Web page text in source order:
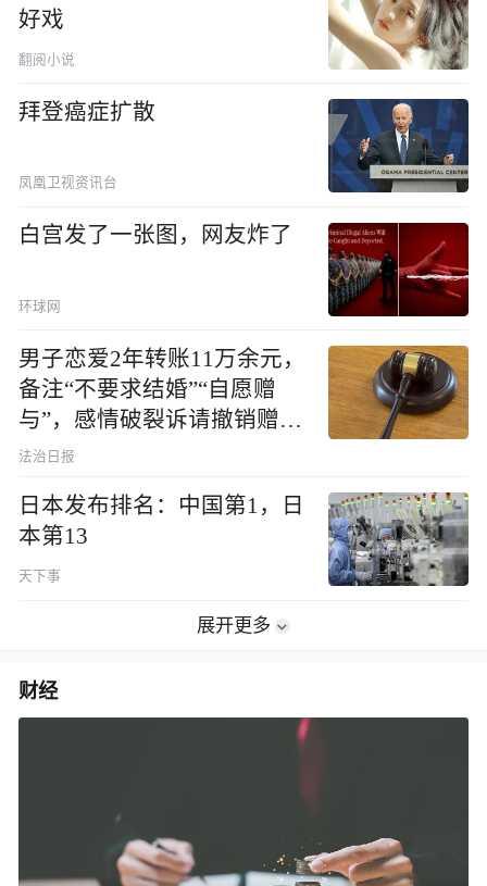
好戏
翻阅小说
拜登癌症扩散
凤凰卫视资讯台
白宫发了一张图，网友炸了
环球网
男子恋爱2年转账11万余元，
备注“不要求结婚”“自愿赠
与”，感情破裂诉请撤销赠
与，法院：驳回
法治日报
日本发布排名：中国第1，日
本第13
天下事
展开更多
财经